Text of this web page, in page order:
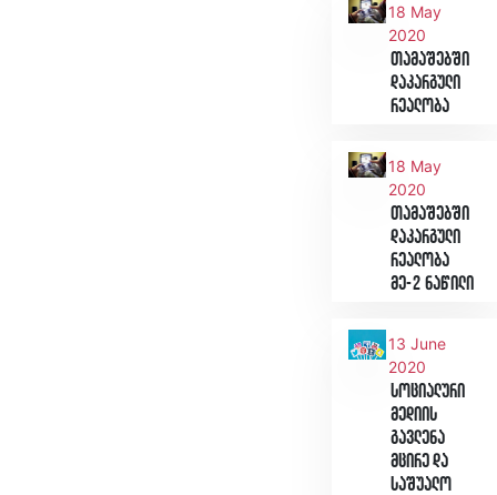
18 May
2020
თამაშებში
დაკარგული
რეალობა
18 May
2020
თამაშებში
დაკარგული
რეალობა
მე-2 ნაწილი
13 June
2020
სოციალური
მედიის
გავლენა
მცირე და
საშუალო